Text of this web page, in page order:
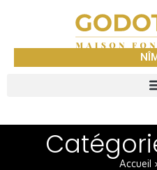
Accueil